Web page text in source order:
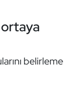
belirleme